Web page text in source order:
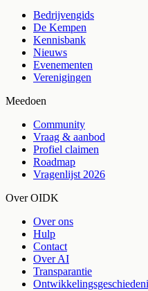
Bedrijvengids
De Kempen
Kennisbank
Nieuws
Evenementen
Verenigingen
Meedoen
Community
Vraag & aanbod
Profiel claimen
Roadmap
Vragenlijst 2026
Over OIDK
Over ons
Hulp
Contact
Over AI
Transparantie